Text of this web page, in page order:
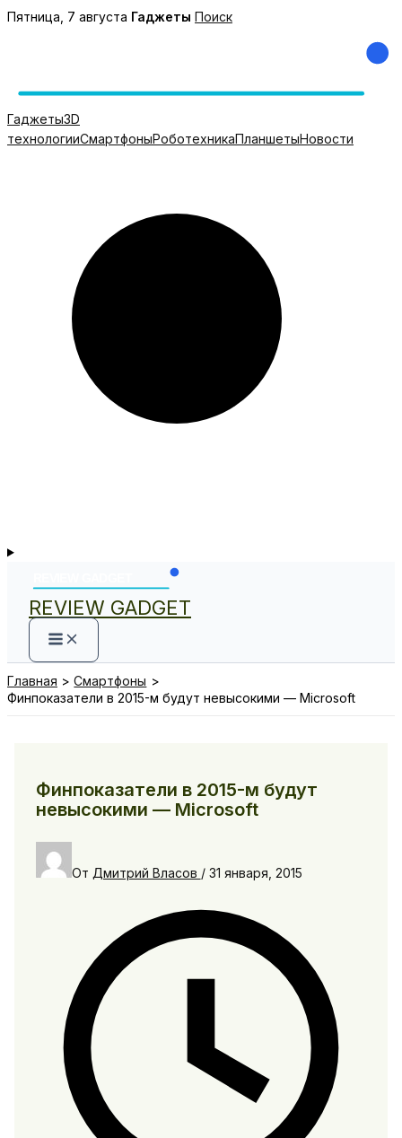
Перейти
Пятница, 7 августа Гаджеты Поиск
Гаджеты3D
технологииСмартфоныРоботехникаПланшетыНовости
REVIEW GADGET
Главная
Смартфоны
Финпоказатели в 2015-м будут невысокими — Microsoft
Финпоказатели в 2015-м будут
невысокими — Microsoft
От Дмитрий Власов / 31 января, 2015